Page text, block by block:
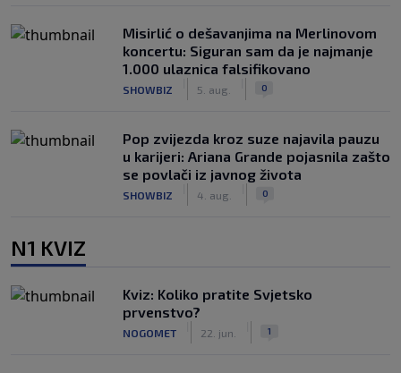
Misirlić o dešavanjima na Merlinovom
koncertu: Siguran sam da je najmanje
1.000 ulaznica falsifikovano
SHOWBIZ 5. aug. 0
Pop zvijezda kroz suze najavila pauzu
u karijeri: Ariana Grande pojasnila zašto
se povlači iz javnog života
SHOWBIZ 4. aug. 0
N1 KVIZ
Kviz: Koliko pratite Svjetsko
prvenstvo?
NOGOMET 22. jun. 1